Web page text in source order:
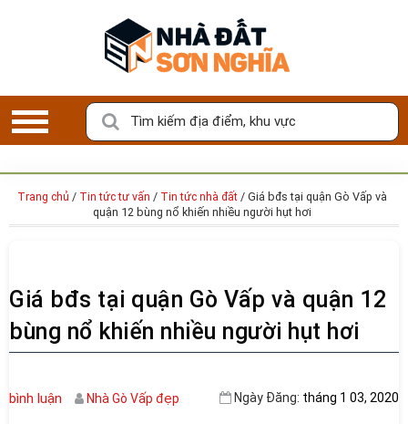
Tìm kiếm địa điểm, khu vực
i
S
G
i
ớ
S
LỰA CHỌN BẤT ĐỘNG SẢN ƯNG Ý CỦA
Nghĩa
Trang chủ / Tin tức tư vấn / Tin tức nhà đất / Giá bđs tại quận Gò Vấp và
quận 12 bùng nổ khiến nhiều người hụt hơi
Giá bđs tại quận Gò Vấp và quận 12
bùng nổ khiến nhiều người hụt hơi
bình luận Nhà Gò Vấp đẹp Ngày Đăng: tháng 1 03, 2020